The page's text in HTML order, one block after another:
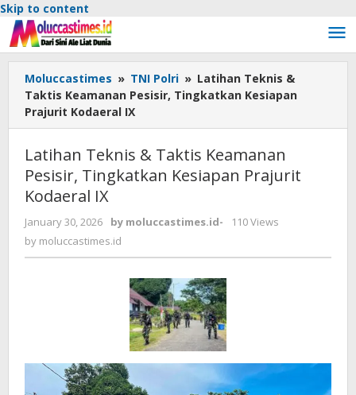
Skip to content
Moluccastimes » TNI Polri » Latihan Teknis &
Taktis Keamanan Pesisir, Tingkatkan Kesiapan
Prajurit Kodaeral IX
Latihan Teknis & Taktis Keamanan
Pesisir, Tingkatkan Kesiapan Prajurit
Kodaeral IX
January 30, 2026 by moluccastimes.id-
110 Views
by moluccastimes.id